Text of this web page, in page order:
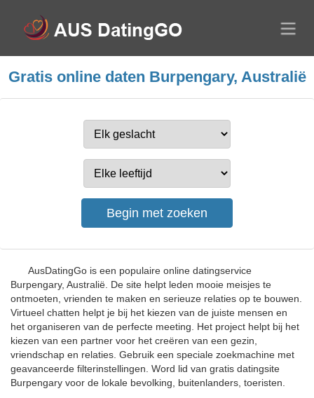
Gratis online daten Burpengary, Australië
AusDatingGo is een populaire online datingservice
Burpengary, Australië. De site helpt leden mooie meisjes te
ontmoeten, vrienden te maken en serieuze relaties op te bouwen.
Virtueel chatten helpt je bij het kiezen van de juiste mensen en
het organiseren van de perfecte meeting. Het project helpt bij het
kiezen van een partner voor het creëren van een gezin,
vriendschap en relaties. Gebruik een speciale zoekmachine met
geavanceerde filterinstellingen. Word lid van gratis datingsite
Burpengary voor de lokale bevolking, buitenlanders, toeristen.